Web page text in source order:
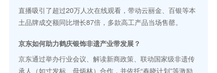
直播吸引了超过20万人次在线观看，带动云丽金、百银等本
土品牌成交额同比增长87倍，多款高工产品当场售罄。
京东如何助力鹤庆银饰非遗产业带发展？
京东通过举办行业会议、解读新商政策、联动国家级非遗传
承人（如寸发标、母炳林）合作，并依托“春晓计划”等激励